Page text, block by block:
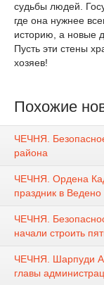
судьбы людей.
где она нужнее
историю, а новые
Пусть эти стены
хозяев!
Похожие
ЧЕЧНЯ.
района
ЧЕЧНЯ. Ордена
праздник в Ведено
ЧЕЧНЯ.
начали строить
ЧЕЧНЯ. Шарпуди
главы